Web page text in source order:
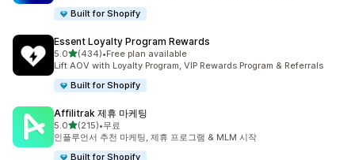
Built for Shopify
Essent Loyalty Program Rewards
5.0별 5개 중
(434)
총 리뷰 434개
•Free plan available
Lift AOV with Loyalty Program, VIP Rewards Program & Referrals
Built for Shopify
Affilitrak 제휴 마케팅
5.0별 5개 중
(215)
총 리뷰 215개
•무료
인플루언서 추천 마케팅, 제휴 프로그램 & MLM 시작
Built for Shopify